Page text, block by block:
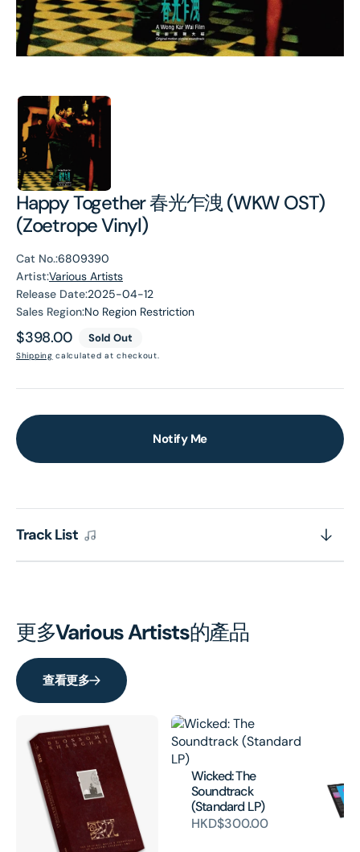
Happy Together 春光乍洩 (WKW OST)
(Zoetrope Vinyl)
Cat No.:6809390
Artist:Various Artists
Release Date:2025-04-12
Sales Region:No Region Restriction
Regular
price
$398.00 Sold Out
Shipping calculated at checkout.
Notify Me
Track List
更多Various Artists的產品
查看更多
Wicked: The
Soundtrack
(Standard LP)
HKD$300.00